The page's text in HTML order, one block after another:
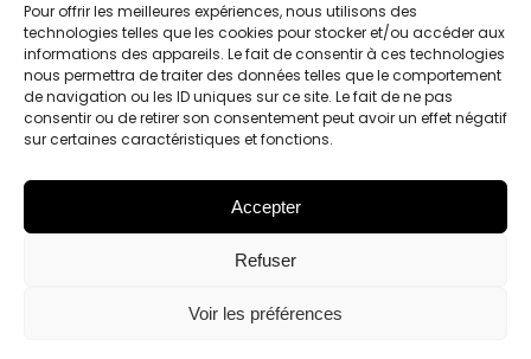
Pour offrir les meilleures expériences, nous utilisons des
technologies telles que les cookies pour stocker et/ou accéder aux
informations des appareils. Le fait de consentir à ces technologies
nous permettra de traiter des données telles que le comportement
de navigation ou les ID uniques sur ce site. Le fait de ne pas
consentir ou de retirer son consentement peut avoir un effet négatif
sur certaines caractéristiques et fonctions.
Accepter
Refuser
Voir les préférences
Contact
Mentions Légales
Politique de cookies (UE)
© 2023 Mouton Sandrine | Tous droits
réservés.